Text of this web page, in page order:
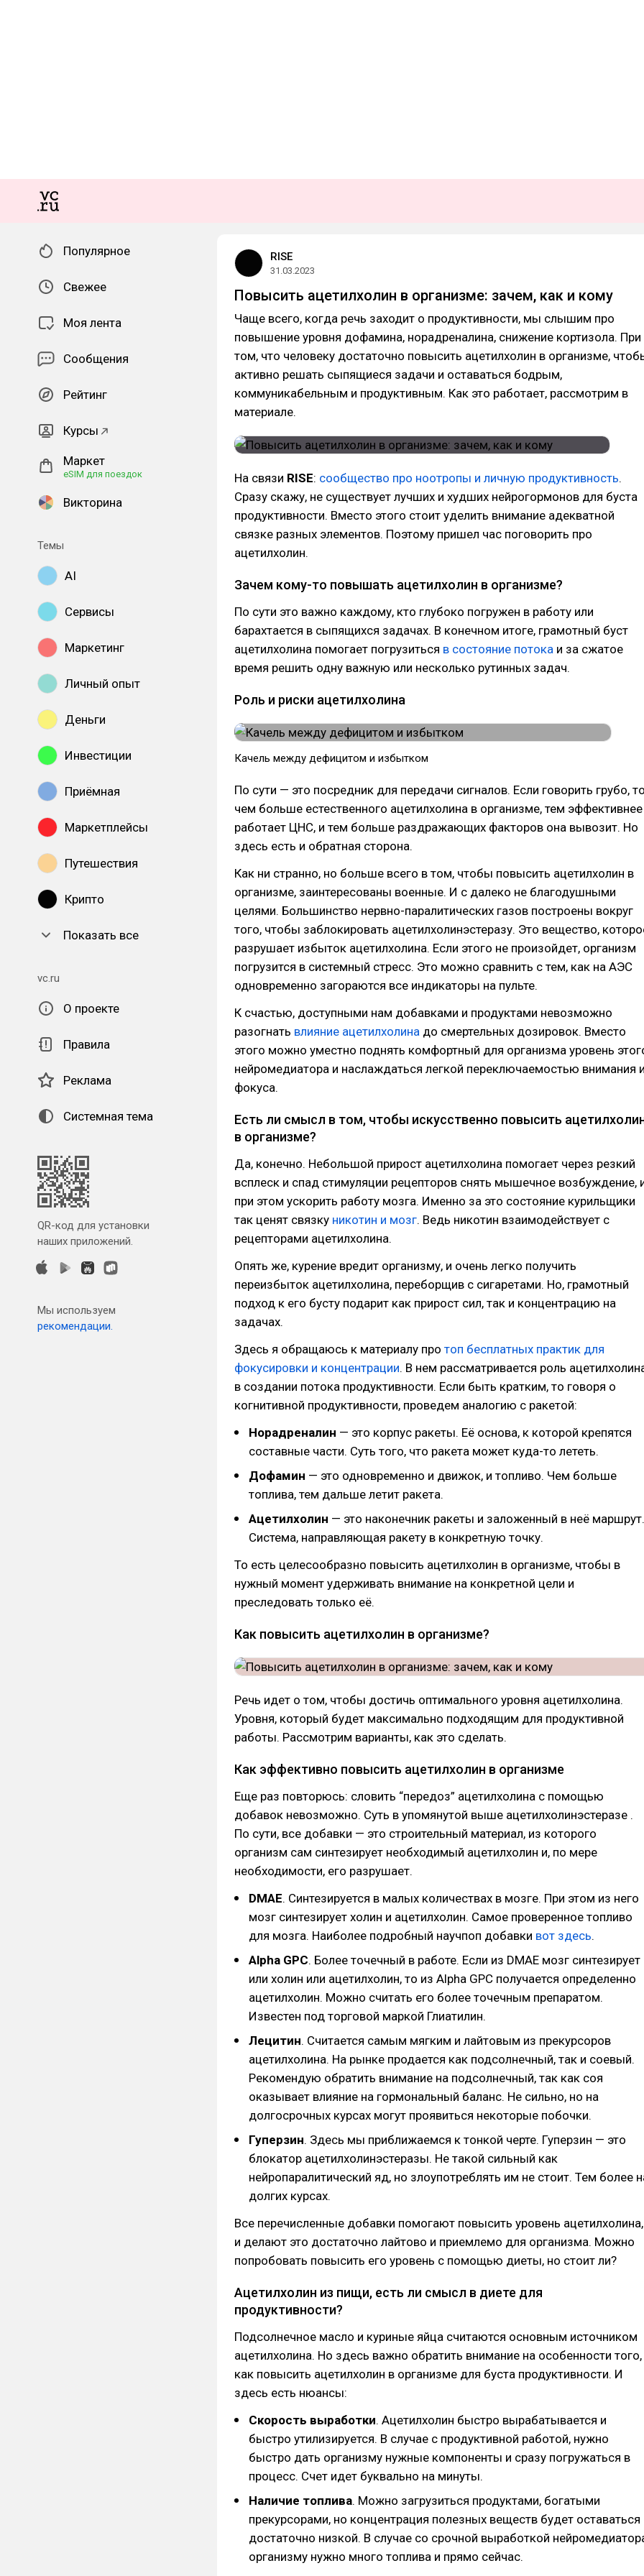
Популярное
Свежее
Моя лента
Сообщения
Рейтинг
Курсы
Маркет
eSIM для поездок
Викторина
Темы
AI
Сервисы
Маркетинг
Личный опыт
Деньги
Инвестиции
Приёмная
Маркетплейсы
Путешествия
Крипто
Показать все
vc.ru
О проекте
Правила
Реклама
Системная тема
QR-код для установки
наших приложений.
Мы используем
рекомендации.
RISE
31.03.2023
Повысить ацетилхолин в организме: зачем, как и кому
Чаще всего, когда речь заходит о продуктивности, мы слышим про
повышение уровня дофамина, норадреналина, снижение кортизола. При
том, что человеку достаточно повысить ацетилхолин в организме,
активно решать сыпящиеся задачи и оставаться бодрым,
коммуникабельным и продуктивным. Как это работает, рассмотрим в
материале.
На связи RISE: сообщество про ноотропы и личную продуктивность.
Сразу скажу, не существует лучших и худших нейрогормонов для буста
продуктивности. Вместо этого стоит уделить внимание адекватной
связке разных элементов. Поэтому пришел час поговорить про
ацетилхолин.
Зачем кому-то повышать ацетилхолин в организме?
По сути это важно каждому, кто глубоко погружен в работу или
барахтается в сыпящихся задачах. В конечном итоге, грамотный буст
ацетилхолина помогает погрузиться в состояние потока и за сжатое
время решить одну важную или несколько рутинных задач.
Роль и риски ацетилхолина
Качель между дефицитом и избытком
По сути — это посредник для передачи сигналов. Если говорить грубо,
чем больше естественного ацетилхолина в организме, тем эффективнее
работает ЦНС, и тем больше раздражающих факторов она вывозит. Но
здесь есть и обратная сторона.
Как ни странно, но больше всего в том, чтобы повысить ацетилхолин в
организме, заинтересованы военные. И с далеко не благодушными
целями. Большинство нервно-паралитических газов построены вокруг
того, чтобы заблокировать ацетилхолинэстеразу. Это вещество,
разрушает избыток ацетилхолина. Если этого не произойдет, организм
погрузится в системный стресс. Это можно сравнить с тем, как на АЭС
одновременно загораются все индикаторы на пульте.
К счастью, доступными нам добавками и продуктами невозможно
разогнать влияние ацетилхолина до смертельных дозировок. Вместо
этого можно уместно поднять комфортный для организма уровень
нейромедиатора и наслаждаться легкой переключаемостью внимания
фокуса.
Есть ли смысл в том, чтобы искусственно повысить
в организме?
Да, конечно. Небольшой прирост ацетилхолина помогает через резкий
всплеск и спад стимуляции рецепторов снять мышечное возбуждение,
при этом ускорить работу мозга. Именно за это состояние курильщики
так ценят связку никотин и мозг. Ведь никотин взаимодействует с
рецепторами ацетилхолина.
Опять же, курение вредит организму, и очень легко получить
переизбыток ацетилхолина, переборщив с сигаретами. Но, грамотный
подход к его бусту подарит как прирост сил, так и концентрацию на
задачах.
Здесь я обращаюсь к материалу про топ бесплатных практик для
фокусировки и концентрации. В нем рассматривается роль
в создании потока продуктивности. Если быть кратким, то говоря о
когнитивной продуктивности, проведем аналогию с ракетой:
Норадреналин — это корпус ракеты. Её основа, к которой крепятся
составные части. Суть того, что ракета может куда-то лететь.
Дофамин — это одновременно и движок, и топливо. Чем больше
топлива, тем дальше летит ракета.
Ацетилхолин — это наконечник ракеты и заложенный в неё маршрут.
Система, направляющая ракету в конкретную точку.
То есть целесообразно повысить ацетилхолин в организме, чтобы в
нужный момент удерживать внимание на конкретной цели и
преследовать только её.
Как повысить ацетилхолин в организме?
Речь идет о том, чтобы достичь оптимального уровня ацетилхолина.
Уровня, который будет максимально подходящим для продуктивной
работы. Рассмотрим варианты, как это сделать.
Как эффективно повысить ацетилхолин в организме
Еще раз повторюсь: словить “передоз” ацетилхолина с помощью
добавок невозможно. Суть в упомянутой выше ацетилхолинэстеразе .
По сути, все добавки — это строительный материал, из которого
организм сам синтезирует необходимый ацетилхолин и, по мере
необходимости, его разрушает.
DMAE. Синтезируется в малых количествах в мозге. При этом из него
мозг синтезирует холин и ацетилхолин. Самое проверенное топливо
для мозга. Наиболее подробный научпоп добавки вот здесь.
Alpha GPС. Более точечный в работе. Если из DMAE мозг синтезирует
или холин или ацетилхолин, то из Alpha GPC получается определенно
ацетилхолин. Можно считать его более точечным препаратом.
Известен под торговой маркой Глиатилин.
Лецитин. Считается самым мягким и лайтовым из прекурсоров
ацетилхолина. На рынке продается как подсолнечный, так и соевый.
Рекомендую обратить внимание на подсолнечный, так как соя
оказывает влияние на гормональный баланс. Не сильно, но на
долгосрочных курсах могут проявиться некоторые побочки.
Гуперзин. Здесь мы приближаемся к тонкой черте. Гуперзин — это
блокатор ацетилхолинэстеразы. Не такой сильный как
нейропаралитический яд, но злоупотреблять им не стоит. Тем более
долгих курсах.
Все перечисленные добавки помогают повысить уровень ацетилхолина,
и делают это достаточно лайтово и приемлемо для организма. Можно
попробовать повысить его уровень с помощью диеты, но стоит ли?
Ацетилхолин из пищи, есть ли смысл в диете для
продуктивности?
Подсолнечное масло и куриные яйца считаются основным источником
ацетилхолина. Но здесь важно обратить внимание на особенности того,
как повысить ацетилхолин в организме для буста продуктивности. И
здесь есть нюансы:
Скорость выработки. Ацетилхолин быстро вырабатывается и
быстро утилизируется. В случае с продуктивной работой, нужно
быстро дать организму нужные компоненты и сразу погружаться в
процесс. Счет идет буквально на минуты.
Наличие топлива. Можно загрузиться продуктами, богатыми
прекурсорами, но концентрация полезных веществ будет оставаться
достаточно низкой. В случае со срочной выработкой
организму нужно много топлива и прямо сейчас.